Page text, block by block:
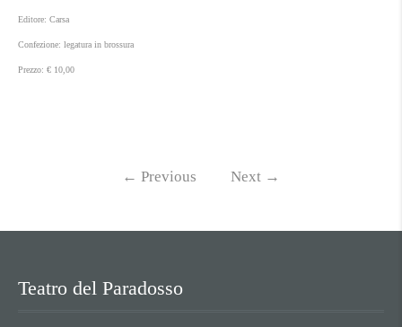
Editore: Carsa
Confezione: legatura in brossura
Prezzo: € 10,00
← Previous Next →
Teatro del Paradosso